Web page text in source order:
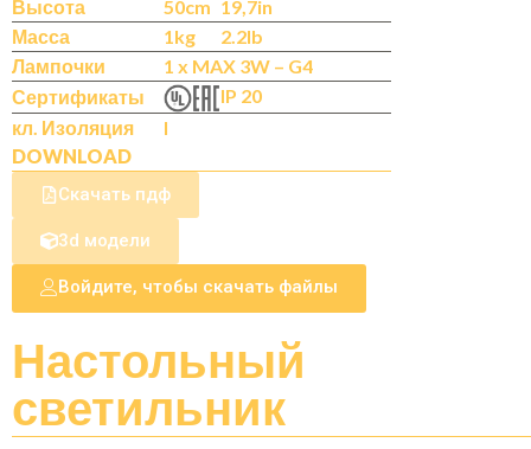
Высота
50cm 19,7in
Масса
1kg
2.2lb
Лампочки
1 x MAX 3W – G4
Сертификаты
IP 20
кл. Изоляция
I
DOWNLOAD
Скачать пдф
3d модели
Войдите, чтобы скачать файлы
Настольный
светильник